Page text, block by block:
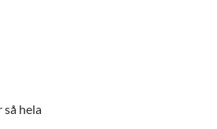
så hela